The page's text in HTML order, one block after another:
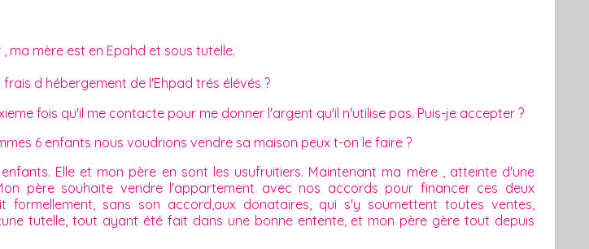
ma mère est en Epahd et sous tutelle.
d hébergement de l'Ehpad trés élévés ?
fois qu'il me contacte pour me donner l'argent qu'il n'utilise pas. Puis-je accepter ?
6 enfants nous voudrions vendre sa maison peux t-on le faire ?
Elle et mon père en sont les usufruitiers. Maintenant ma mère , atteinte d'une
père souhaite vendre l'appartement avec nos accords pour financer ces deux
sans son accord,aux donataires, qui s'y soumettent toutes ventes,
tutelle, tout ayant été fait dans une bonne entente, et mon père gère tout depuis